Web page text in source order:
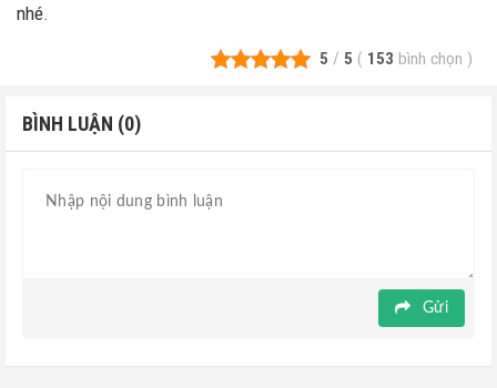
nhé.
5 / 5 ( 153 bình chọn )
BÌNH LUẬN (0)
Gửi